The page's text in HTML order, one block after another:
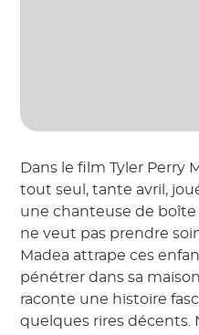
Dans le film Tyler Perry
tout seul, tante avril,
une chanteuse de
ne veut pas prendre
Madea attrape ces
pénétrer dans sa
raconte une histoire
quelques rires décents.